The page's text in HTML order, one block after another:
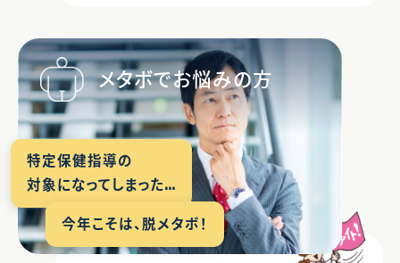
メタボでお悩みの方
特定保健指導の
対象になってしまった…
今年こそは、脱メタボ！